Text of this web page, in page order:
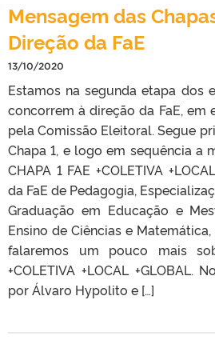
Mensagem das
Direção da FaE
13/10/2020
Estamos na segunda etapa dos
concorrem à direção da FaE, em
pela Comissão Eleitoral. Segue
Chapa 1, e logo em sequência a
CHAPA 1 FAE +COLETIVA
da FaE de Pedagogia,
Graduação em Educação e
Ensino de Ciências e
falaremos um pouco mais
+COLETIVA +LOCAL +GLOBAL.
por Álvaro Hypolito e […]